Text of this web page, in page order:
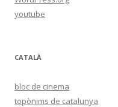
youtube
CATALÀ
bloc de cinema
topònims de catalunya